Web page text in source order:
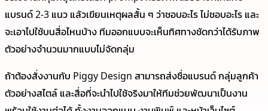
แบรนด์ 2-3 แนว แล้วเขียนเหตุผลสั้น ๆ ว่าชอบอะไร ไม่ชอบอะไร และ
จะเอาไปใช้บนสื่อไหนบ้าง ทีมออกแบบจะเห็นทิศทางชัดกว่าได้รับภาพ
ตัวอย่างจำนวนมากแบบไม่จัดกลุ่ม
ถ้าต้องสั่งงานกับ Piggy Design สามารถส่งชื่อแบรนด์ กลุ่มลูกค้า
ตัวอย่างสไตล์ และสื่อที่จะนำไปใช้จริงมาให้ทีมช่วยพัฒนาเป็นงาน